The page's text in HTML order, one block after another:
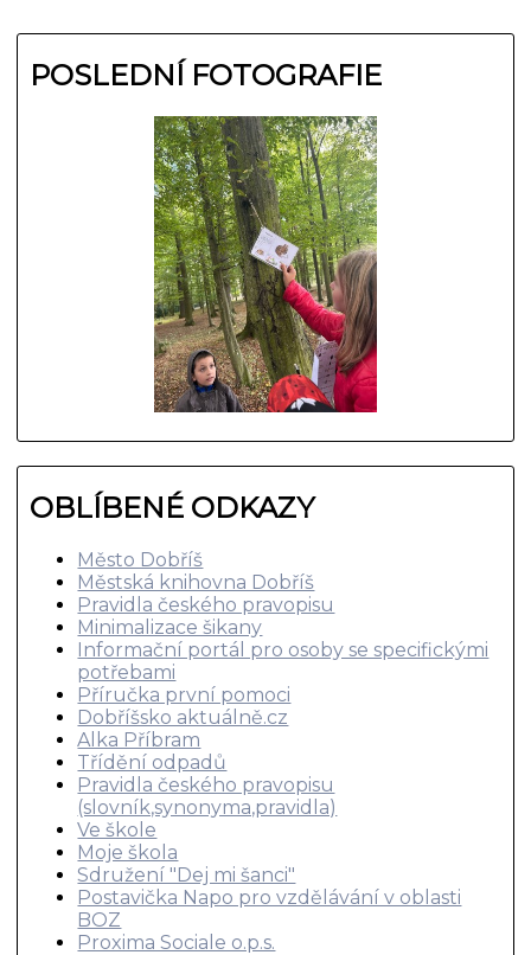
POSLEDNÍ FOTOGRAFIE
OBLÍBENÉ ODKAZY
Město Dobříš
Městská knihovna Dobříš
Pravidla českého pravopisu
Minimalizace šikany
Informační portál pro osoby se specifickými
potřebami
Příručka první pomoci
Dobříšsko aktuálně.cz
Alka Příbram
Třídění odpadů
Pravidla českého pravopisu
(slovník,synonyma,pravidla)
Ve škole
Moje škola
Sdružení "Dej mi šanci"
Postavička Napo pro vzdělávání v oblasti
BOZ
Proxima Sociale o.p.s.